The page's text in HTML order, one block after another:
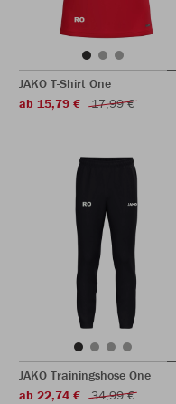
JAKO T-Shirt One
ab 15,79 €
17,99 €
JAKO Trainingshose One
ab 22,74 €
34,99 €